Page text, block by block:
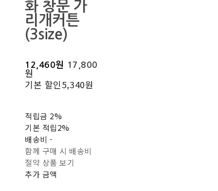
화 창문 가
리개커튼
(3size)
12,460원
17,800
원
기본 할인5,340원
적립금 2%
기본 적립2%
배송비-
함께 구매 시 배송비
절약 상품 보기
추가 금액